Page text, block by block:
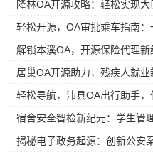
隆林OA开源攻略：轻松实现
轻松开源，OA审批乘车指南
解锁本溪OA，开源保险代理
居巢OA开源助力，残疾人就业
轻松导航，沛县OA出行助手
宿舍安全智检新纪元：学生管
揭秘电子政务起源：创新公安